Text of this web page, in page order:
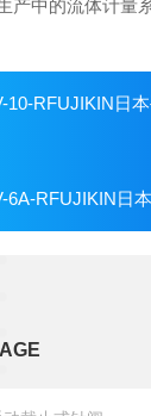
产中的流体计量
10-RFUJIKIN日
6A-RFUJIKIN日